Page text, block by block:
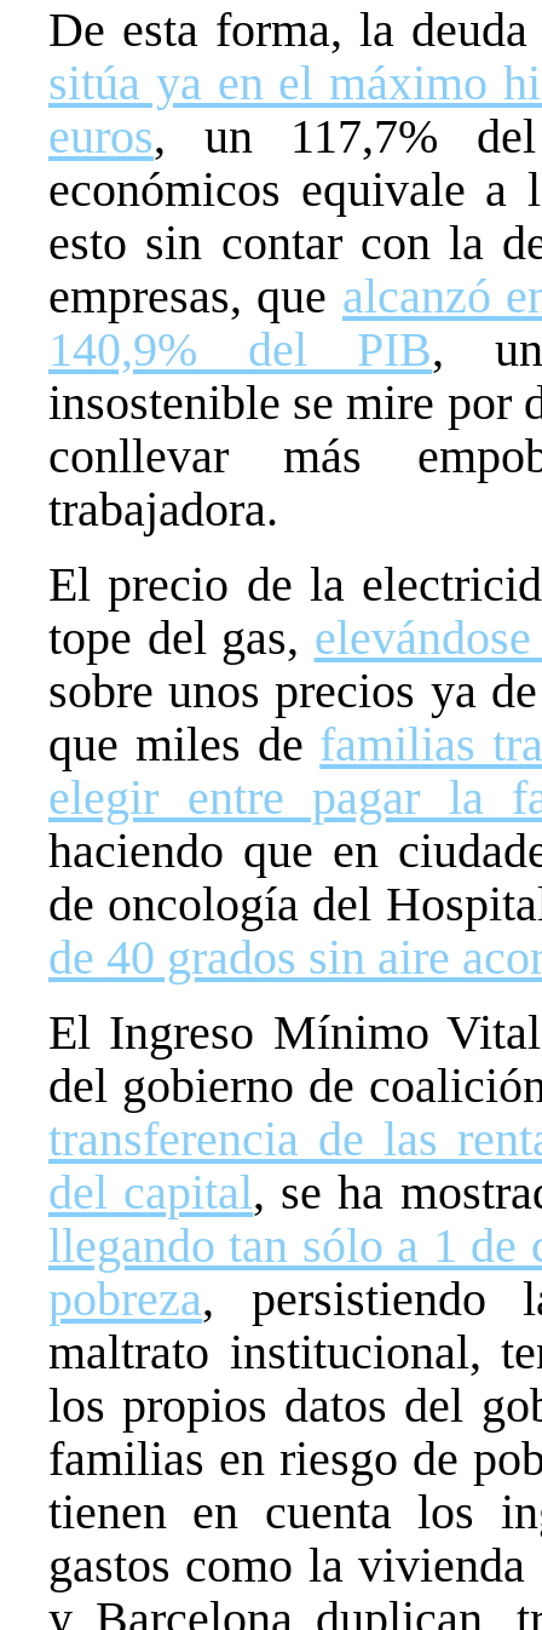
De esta forma, la
sitúa ya en el máximo
euros, un 117,7%
económicos equivale a
esto sin contar con la
empresas, que alcanzó
140,9% del PIB,
insostenible se mire por
conllevar más
trabajadora.
El precio de la
tope del gas,
sobre unos precios ya
que miles de familias
elegir entre pagar la
haciendo que en
de oncología del
de 40 grados sin aire
El Ingreso Mínimo
del gobierno de
transferencia de las
del capital, se ha
llegando tan sólo a 1 de
pobreza, persistiendo
maltrato institucional,
los propios datos del
familias en riesgo de
tienen en cuenta los
gastos como la
y Barcelona duplican,